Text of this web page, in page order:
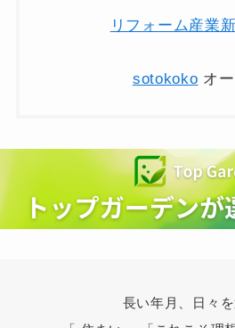
リフォーム産業
sotokoko オ
長い年月、日々